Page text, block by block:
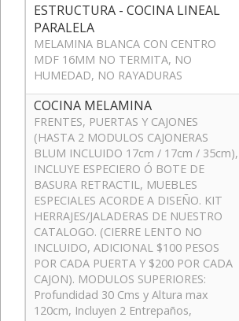
ESTRUCTURA - COCINA LINEAL
PARALELA
MELAMINA BLANCA CON CENTRO
MDF 16MM NO TERMITA, NO
HUMEDAD, NO RAYADURAS
COCINA MELAMINA
FRENTES, PUERTAS Y CAJONES
(HASTA 2 MODULOS CAJONERAS
BLUM INCLUIDO 17cm / 17cm / 35cm),
INCLUYE ESPECIERO Ó BOTE DE
BASURA RETRACTIL, MUEBLES
ESPECIALES ACORDE A DISEÑO. KIT
HERRAJES/JALADERAS DE NUESTRO
CATALOGO. (CIERRE LENTO NO
INCLUIDO, ADICIONAL $100 PESOS
POR CADA PUERTA Y $200 POR CADA
CAJON). MODULOS SUPERIORES:
Profundidad 30 Cms y Altura max
120cm, Incluyen 2 Entrepaños,